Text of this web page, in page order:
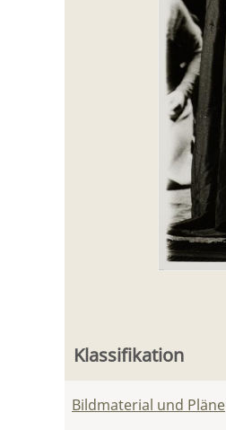
Klassifikation
Bildmaterial und Pläne